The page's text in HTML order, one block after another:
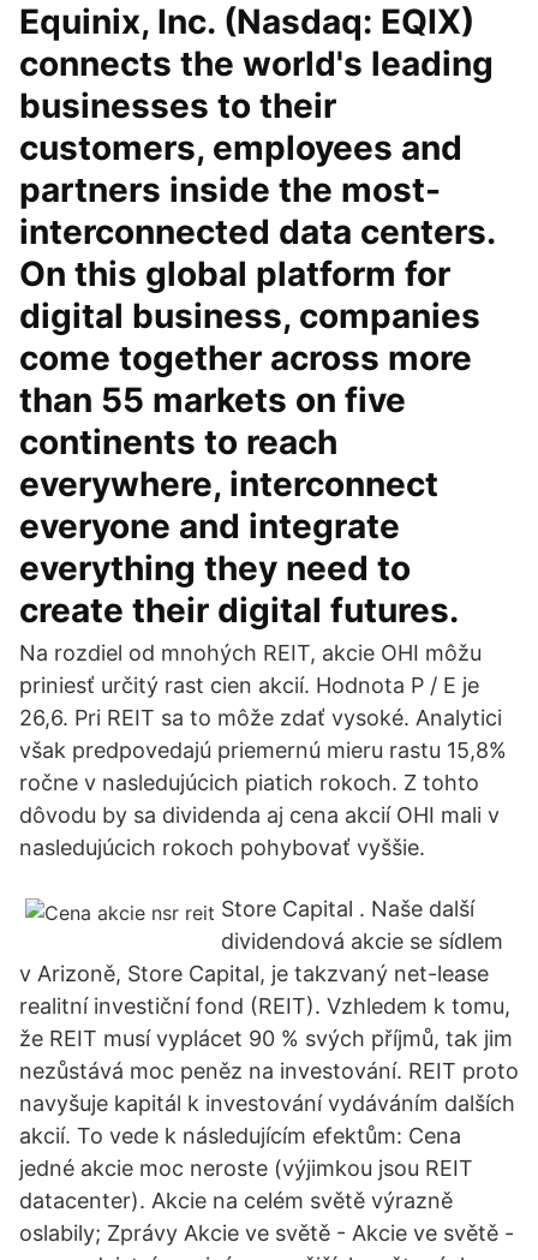
Equinix, Inc. (Nasdaq: EQIX)
connects the world's leading
businesses to their
customers, employees and
partners inside the most-
interconnected data centers.
On this global platform for
digital business, companies
come together across more
than 55 markets on five
continents to reach
everywhere, interconnect
everyone and integrate
everything they need to
create their digital futures.
Na rozdiel od mnohých REIT, akcie OHI môžu
priniesť určitý rast cien akcií. Hodnota P / E je
26,6. Pri REIT sa to môže zdať vysoké. Analytici
však predpovedajú priemernú mieru rastu 15,8%
ročne v nasledujúcich piatich rokoch. Z tohto
dôvodu by sa dividenda aj cena akcií OHI mali v
nasledujúcich rokoch pohybovať vyššie.
Store Capital . Naše další
dividendová akcie se sídlem
v Arizoně, Store Capital, je takzvaný net-lease
realitní investiční fond (REIT). Vzhledem k tomu,
že REIT musí vyplácet 90 % svých příjmů, tak jim
nezůstává moc peněz na investování. REIT proto
navyšuje kapitál k investování vydáváním dalších
akcií. To vede k následujícím efektům: Cena
jedné akcie moc neroste (výjimkou jsou REIT
datacenter). Akcie na celém světě výrazně
oslabily; Zprávy Akcie ve světě - Akcie ve světě -